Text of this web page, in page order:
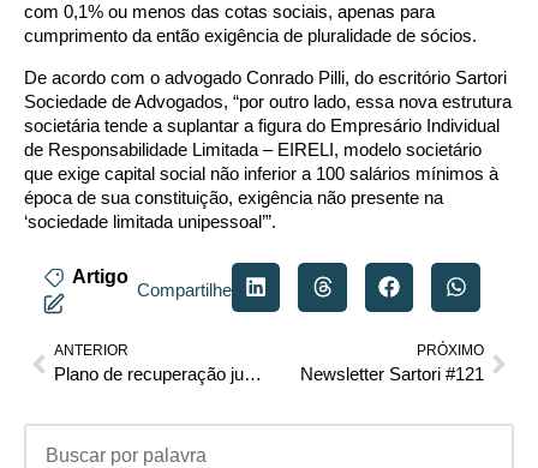
com 0,1% ou menos das cotas sociais, apenas para
cumprimento da então exigência de pluralidade de sócios.
De acordo com o advogado Conrado Pilli, do escritório Sartori
Sociedade de Advogados, “por outro lado, essa nova estrutura
societária tende a suplantar a figura do Empresário Individual
de Responsabilidade Limitada – EIRELI, modelo societário
que exige capital social não inferior a 100 salários mínimos à
época de sua constituição, exigência não presente na
‘sociedade limitada unipessoal’”.
Artigo
Compartilhe
ANTERIOR
Plano de recuperação judicial do Grupo Seara é mantido pelo TJ/PR
PRÓXIMO
Newsletter Sartori #121